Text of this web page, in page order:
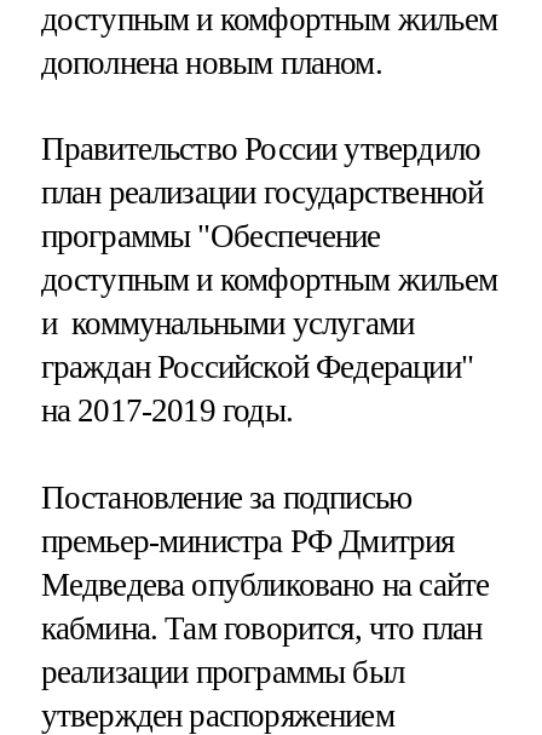
доступным и комфортным жильем
дополнена новым планом.
Правительство России утвердило
план реализации государственной
программы "Обеспечение
доступным и комфортным жильем
и коммунальными услугами
граждан Российской Федерации"
на 2017-2019 годы.
Постановление за подписью
премьер-министра РФ Дмитрия
Медведева опубликовано на сайте
кабмина. Там говорится, что план
реализации программы был
утвержден распоряжением